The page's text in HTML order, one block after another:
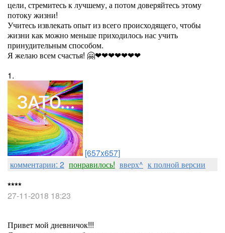
цели, стремитесь к лучшему, а потом доверяйтесь этому
потоку жизни!
Учитесь извлекать опыт из всего происходящего, чтобы
жизни как можно меньше приходилось нас учить
принудительным способом.
Я желаю всем счастья! 🤗❤❤❤❤❤❤❤
1.
[657x657]
комментарии: 2 понравилось! вверх^ к полной версии
****
27-11-2018 18:23
Привет мой дневничок!!!